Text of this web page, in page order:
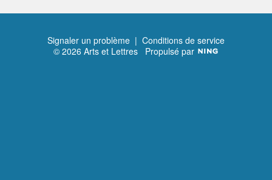
Signaler un problème | Conditions de service
© 2026 Arts et Lettres Propulsé par